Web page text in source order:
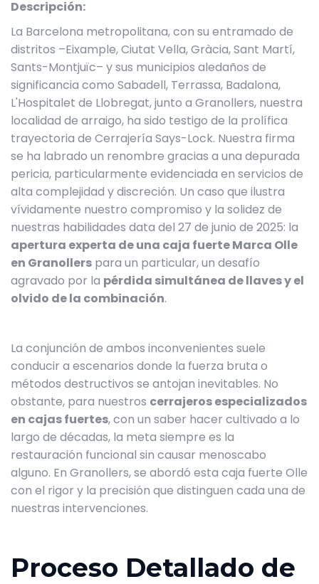
Descripción:
La Barcelona metropolitana, con su entramado de
distritos –Eixample, Ciutat Vella, Gràcia, Sant Martí,
Sants-Montjuïc– y sus municipios aledaños de
significancia como Sabadell, Terrassa, Badalona,
L'Hospitalet de Llobregat, junto a Granollers, nuestra
localidad de arraigo, ha sido testigo de la prolífica
trayectoria de Cerrajería Says-Lock. Nuestra firma
se ha labrado un renombre gracias a una depurada
pericia, particularmente evidenciada en servicios de
alta complejidad y discreción. Un caso que ilustra
vívidamente nuestro compromiso y la solidez de
nuestras habilidades data del 27 de junio de 2025: la
apertura experta de una caja fuerte Marca Olle
en Granollers para un particular, un desafío
agravado por la pérdida simultánea de llaves y el
olvido de la combinación.
La conjunción de ambos inconvenientes suele
conducir a escenarios donde la fuerza bruta o
métodos destructivos se antojan inevitables. No
obstante, para nuestros cerrajeros especializados
en cajas fuertes, con un saber hacer cultivado a lo
largo de décadas, la meta siempre es la
restauración funcional sin causar menoscabo
alguno. En Granollers, se abordó esta caja fuerte Olle
con el rigor y la precisión que distinguen cada una de
nuestras intervenciones.
Proceso Detallado de